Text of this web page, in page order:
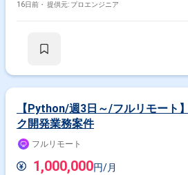
リース計画・進行管理 追加開発における要件
連携あり） 言語：Ruby、TypeScript FW：Ruby on Rails、Vue.js 3 データ
16日前・ 提供元: プロエンジニア
【Python/週3日～/フルリモー
ク開発業務案件
フルリモート
1,000,000円/月